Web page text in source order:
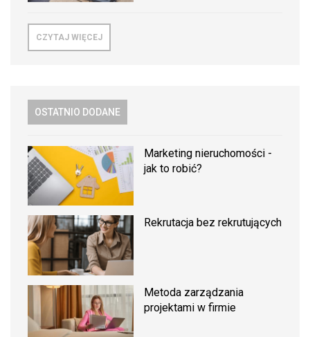
CZYTAJ WIĘCEJ
OSTATNIO DODANE
Marketing nieruchomości -
jak to robić?
Rekrutacja bez rekrutujących
Metoda zarządzania
projektami w firmie